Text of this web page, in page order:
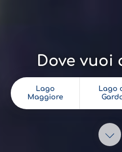
Dove vuoi
Lago
Maggiore
Lago